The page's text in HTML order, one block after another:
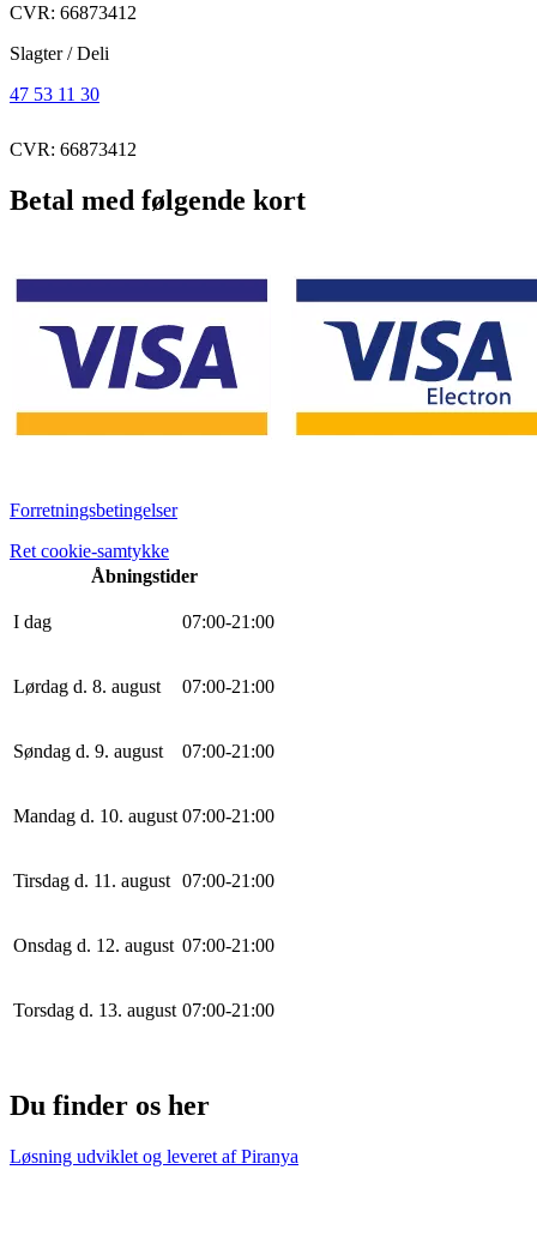
CVR: 66873412
Slagter / Deli
47 53 11 30
CVR: 66873412
Betal med følgende kort
Forretningsbetingelser
Ret cookie-samtykke
Åbningstider
I dag 07:00-21 :00
Lørdag d. 8. august 07:00-21 :00
Søndag d. 9. august 07:00-21 :00
Mandag d. 10. august 07:00-21 :00
Tirsdag d. 11. august 07:00-21 :00
Onsdag d. 12. august 07:00-21 :00
Torsdag d. 13. august 07:00-21 :00
Du finder os her
Løsning udviklet og leveret afPiranya